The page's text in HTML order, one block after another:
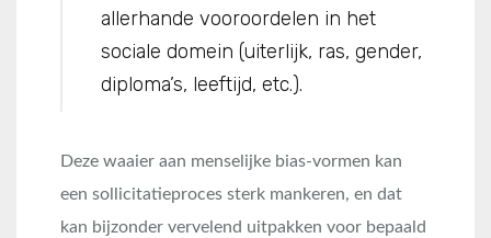
allerhande vooroordelen in het
sociale domein (uiterlijk, ras, gender,
diploma’s, leeftijd, etc.).
Deze waaier aan menselijke bias-vormen kan
een sollicitatieproces sterk mankeren, en dat
kan bijzonder vervelend uitpakken voor bepaald